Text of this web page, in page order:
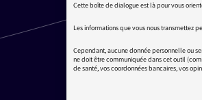
Cette boîte de dialogue est là pour vous
Les informations que vous nous transmettez
Cependant, aucune donnée personnelle ou
ne doit être communiquée dans cet outil
de santé, vos coordonnées bancaires, vos